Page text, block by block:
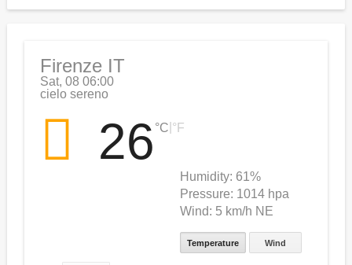
Firenze IT
Sat, 08 06:00
cielo sereno
26 °C °F
Humidity: 61%
Pressure: 1014 hpa
Wind: 5 km/h NE
Temperature Wind